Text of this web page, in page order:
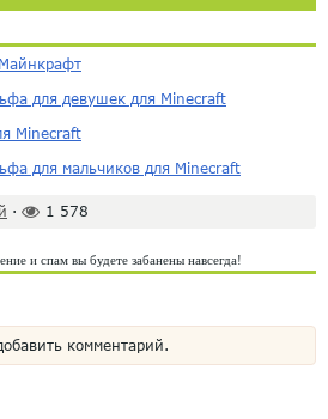
для девушек для Minecraft
Minecraft
для мальчиков для Minecraft
· 1 578
и спам вы будете забанены навсегда!
комментарий.